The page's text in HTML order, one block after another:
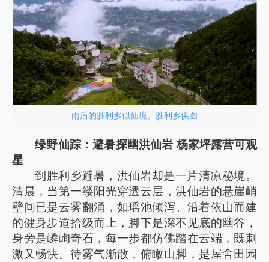
雨后的胜利乡似仙境。胜利乡供图
绿野仙踪：避暑探幽洪仙岩 杨家坪露营可观
星
到胜利乡避暑，洪仙岩却是一片清凉秘境。
清晨，当第一缕阳光穿透云层，洪仙岩的悬崖峭
壁间已是云雾翻涌，如瑶池倾泻。沿着依山而建
的健身步道拾级而上，脚下是深不见底的幽谷，
身旁是嶙峋奇石，每一步都仿佛踏在云端，既刺
激又畅快。待雾气渐散，俯瞰山脚，是屋舍田园